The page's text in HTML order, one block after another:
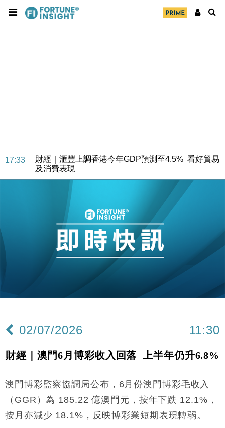
17:33
財經｜滙豐上調香港今年GDP預測至4.5% 看好貿易
及消費表現
本地｜假冒內地執法人員要求交「保證金」 43歲女子
損失近6900萬元
財經｜日經失守6.5萬點後回穩 全周仍升近2%
財經｜恒隆10月換帥 玩具「反」斗城亞洲CEO蔡德
15:11
財經｜韓股反覆波動收跌 連挫7周創逾3年最長跌勢
財經｜內地7月美元計價出口增近24%勝預期 貿易順
11:12
國際｜特朗普料美伊戰事快結束 承認部分彈藥庫存緊
15:59
財經｜SA售股自救後再出手 斥4億美元押注未上市公
18:31
財經｜華僑銀行上半年淨利創新高 中期息增15%至
47仙
17:33
財經｜滙豐上調香港今年GDP預測至4.5% 看好貿易
及消費表現
02/07/2026 11:30
財經｜澳門6月博彩收入回落 上半年仍升6.8%
澳門博彩監察協調局公布，6月份澳門博彩毛收入
（GGR）為 185.22 億澳門元，按年下跌 12.1%，
按月亦減少 18.1%，反映博彩業短期表現轉弱。